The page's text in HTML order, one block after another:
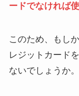
ードでなければ
このため、もし
レジットカード
ないでしょうか。